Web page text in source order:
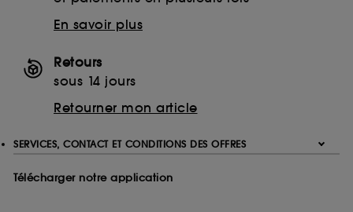
En savoir plus
Retours
sous 14 jours
Retourner mon article
SERVICES, CONTACT ET CONDITIONS DES OFFRES
Télécharger notre application